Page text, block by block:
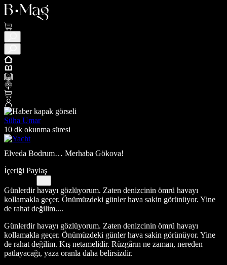
Süha Umar
10 dk okunma süresi
Elveda Bodrum… Merhaba Gökova!
İçeriği Paylaş
Günlerdir havayı gözlüyorum. Zaten denizcinin ömrü havayı
kollamakla geçer. Önümüzdeki günler hava sakin görünüyor. Yine
de rahat değilim....
Günlerdir havayı gözlüyorum. Zaten denizcinin ömrü havayı
kollamakla geçer. Önümüzdeki günler hava sakin görünüyor. Yine
de rahat değilim. Kış netamelidir. Rüzgârın ne zaman, nereden
patlayacağı, yaza oranla daha belirsizdir.